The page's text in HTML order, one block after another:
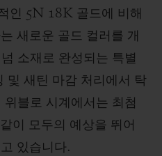
인 5N 18K 골드에 비해
새로운 골드 컬러를 개
소재로 완성되는 특별
및 새틴 마감 처리에서 탁
블로 시계에서는 최첨
이 모두의 예상을 뛰어
있습니다.